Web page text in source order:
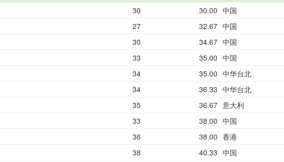
30 30.00 中国
27 32.67 中国
30 34.67 中国
33 35.00 中国
34 35.00 中华台北
34 36.33 中华台北
35 36.67 意大利
33 38.00 中国
36 38.00 香港
38 40.33 中国